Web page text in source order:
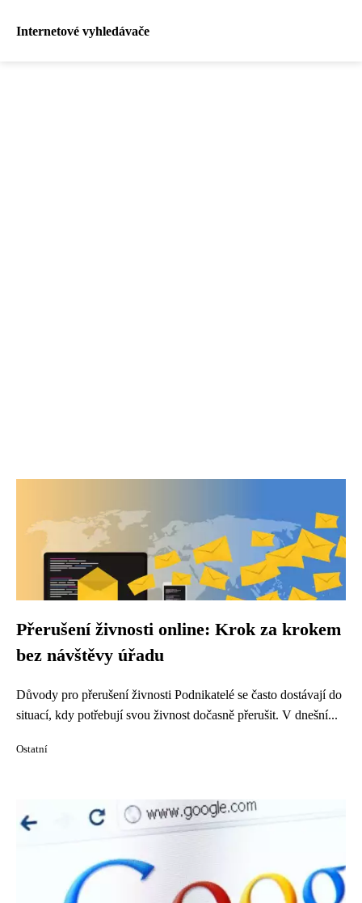
Internetové vyhledávače
Přerušení živnosti online: Krok za krokem
bez návštěvy úřadu
Důvody pro přerušení živnosti Podnikatelé se často dostávají do
situací, kdy potřebují svou živnost dočasně přerušit. V dnešní...
Ostatní